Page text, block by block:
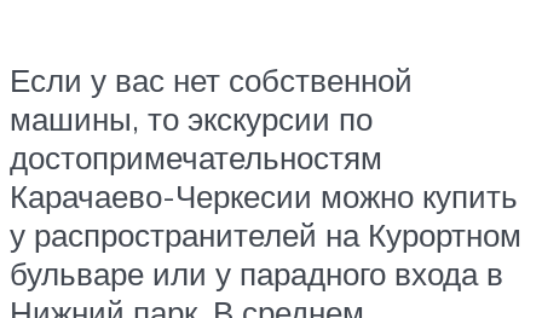
Если у вас нет собственной
машины, то экскурсии по
достопримечательностям
Карачаево-Черкесии можно купить
у распространителей на Курортном
бульваре или у парадного входа в